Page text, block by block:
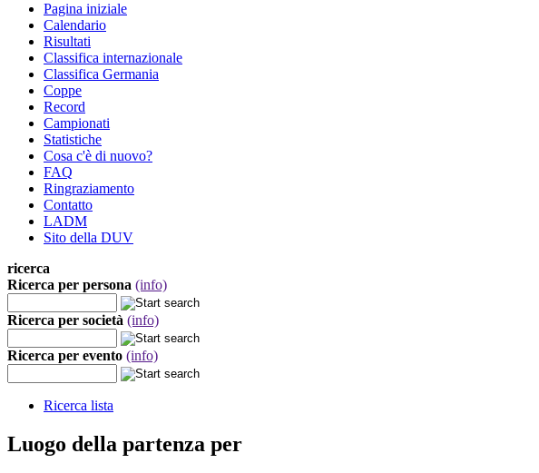
Pagina iniziale
Calendario
Risultati
Classifica internazionale
Classifica Germania
Coppe
Record
Campionati
Statistiche
Cosa c'è di nuovo?
FAQ
Ringraziamento
Contatto
LADM
Sito della DUV
ricerca
Ricerca per persona (info)
Ricerca per società (info)
Ricerca per evento (info)
Ricerca lista
Luogo della partenza per